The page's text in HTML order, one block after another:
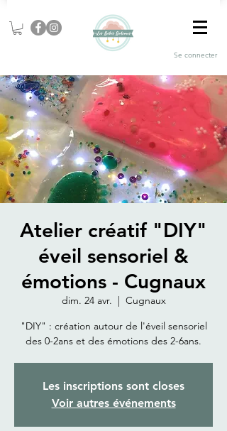
Se connecter
Atelier créatif "DIY"
éveil sensoriel &
émotions - Cugnaux
dim. 24 avr.
  |
Cugnaux
"DIY" : création autour de l'éveil sensoriel
Les inscriptions sont closes
Voir autres événements